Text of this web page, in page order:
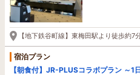
【地下鉄谷町線】東梅田駅より徒歩約7
宿泊プラン
【朝食付】JR-PLUSコラボプラン ～